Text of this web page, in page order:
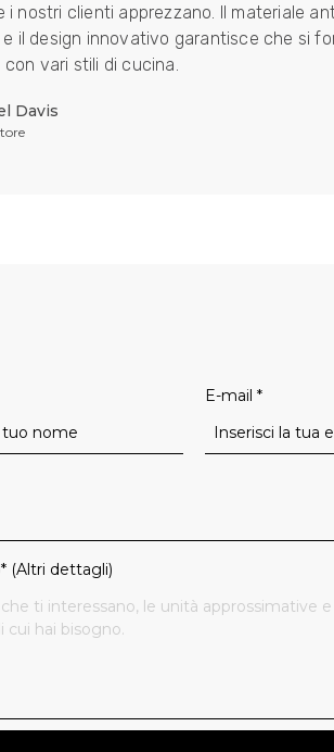
i nostri clienti apprezzano. Il materiale
il design innovativo garantisce che si
vari stili di cucina.
Davis
E-mail *
(Altri dettagli)